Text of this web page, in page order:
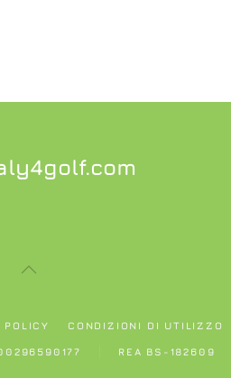
POLICY CONDIZIONI DI UTILIZZO
REA BS-182609